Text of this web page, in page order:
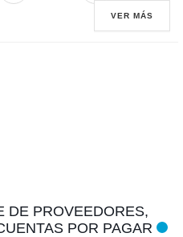
VER MÁS
DE PROVEEDORES,
POR PAGAR